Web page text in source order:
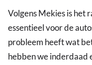
Volgens Mekies is het
essentieel voor de
probleem heeft wat
hebben we inderdaad